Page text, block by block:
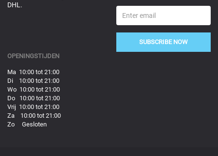
DHL.
SUBSCRIBE NOW
OPENINGSTIJDEN
Ma 10:00 tot 21:00
Di 10:00 tot 21:00
Wo 10:00 tot 21:00
Do 10:00 tot 21:00
Vrij 10:00 tot 21:00
Za 10:00 tot 21:00
Zo Gesloten